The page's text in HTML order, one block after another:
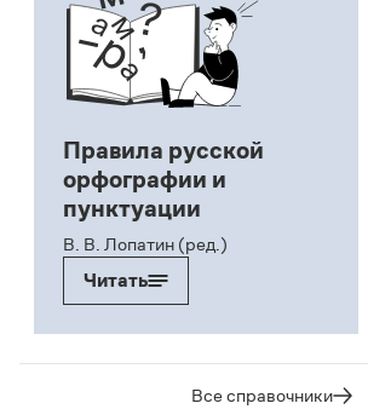
Правила русской
орфографии и
пунктуации
В. В. Лопатин (ред.)
Читать
Все справочники